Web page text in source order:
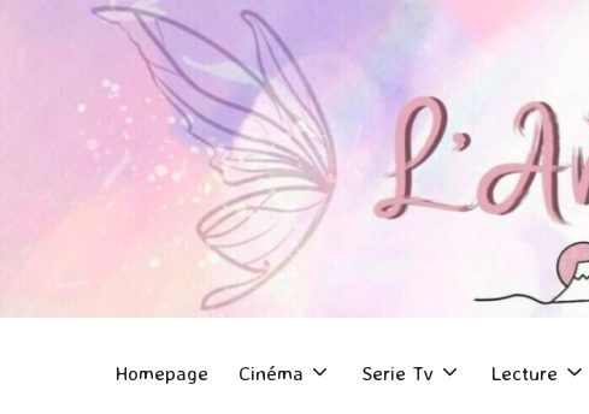
Homepage Cinéma Serie Tv Lecture